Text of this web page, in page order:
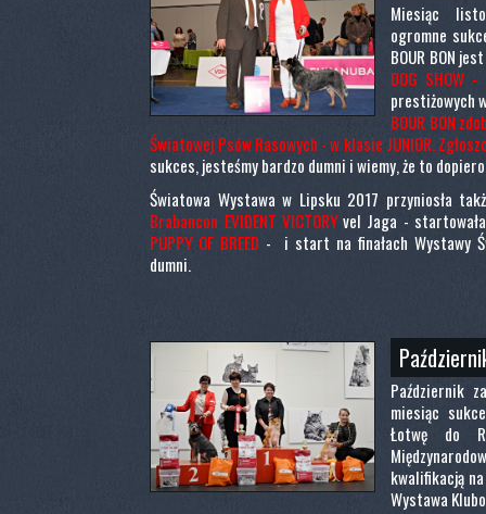
Miesiąc
ogromne
BOUR BON
DOG SHOW
prestiżowych
BOUR BON
Światowej Psów Rasowych - w klasie JUNIOR.
sukces, jesteśmy bardzo dumni i wiemy, że to
Światowa Wystawa w Lipsku 2017 przyniosła
Brabancon EVIDENT VICTORYvel Jaga -
PUPPY OF BREED - i start na finałach Wystawy
dumni.
Październik
miesiąc
Łotwę do
kwalifikacją
Wystawa